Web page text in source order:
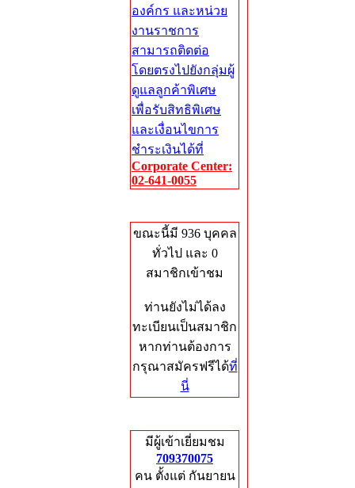
องค์กร และหน่วย
งานราชการ
สามารถติดต่อ
โดยตรงไปยังกลุ่มผู้
ดูแลลูกค้าพิเศษ
เพื่อรับสิทธิพิเศษ
และเงื่อนไขการ
ชำระเงินได้ที่
Corporate Center:
02-641-0055
ขณะนี้มี 936 บุคคล
ทั่วไป และ 0
สมาชิกเข้าชม
ท่านยังไม่ได้ลง
ทะเบียนเป็นสมาชิก
หากท่านต้องการ
กรุณาสมัครฟรีได้ที่
นี่
มีผู้เข้าเยี่ยมชม
709370075
คน ตั้งแต่ กันยายน